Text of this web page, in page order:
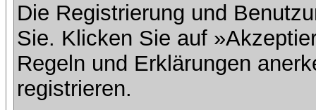
Die Registrierung und
Sie. Klicken Sie auf
Regeln und Erklärungen
registrieren.